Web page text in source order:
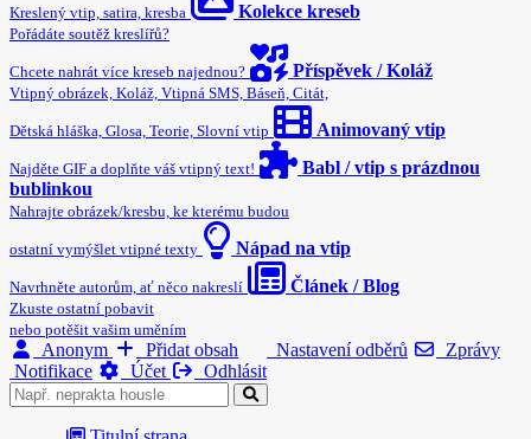
Kreslený vtip, satira, kresba Kolekce kreseb
Pořádáte soutěž kreslířů?
Chcete nahrát více kreseb najednou? Příspěvek / Koláž
Vtipný obrázek, Koláž, Vtipná SMS, Báseň, Citát,
Dětská hláška, Glosa, Teorie, Slovní vtip Animovaný vtip
Najděte GIF a doplňte váš vtipný text!
Babl / vtip s prázdnou
bublinkou
Nahrajte obrázek/kresbu, ke kterému budou
ostatní vymýšlet vtipné texty Nápad na vtip
Navrhněte autorům, ať něco nakreslí Článek / Blog
Zkuste ostatní pobavit
nebo potěšit vašim uměním
Anonym Přidat obsah Nastavení odběrů
Zprávy
Notifikace
Účet Odhlásit